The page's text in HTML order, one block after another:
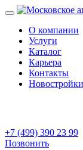
О компании
Услуги
Каталог
Карьера
Контакты
Новостройки
+7 (499) 390 23 99
Позвонить